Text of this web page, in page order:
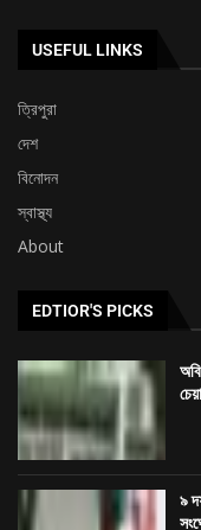
EDTIOR'S PICKS
৯
৭৪
LATEST ARTICLES